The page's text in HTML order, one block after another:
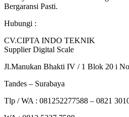
Bergaransi Pasti.
Hubungi :
CV.CIPTA INDO TEKNIK
Supplier Digital Scale
Jl.Manukan Bhakti IV / 1 Blok 20 i
Tandes – Surabaya
Tlp / WA : 081252277588 – 0821